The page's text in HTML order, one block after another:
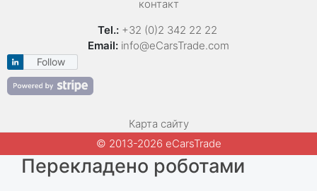
контакт
Tel.: +32 (0)2 342 22 22
Email: info@eCarsTrade.com
Follow
Карта сайту
© 2013-2026 eCarsTrade
Перекладено роботами